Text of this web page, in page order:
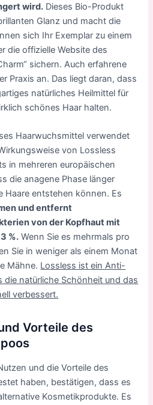
wird. Dieses Bio-Produkt
Glanz und macht die
sich Ihr Exemplar zu einem
die offizielle Website des
sichern. Auch erfahrene
Praxis an. Das liegt daran, dass
natürliches Heilmittel für
schönes Haar halten.
Haarwuchsmittel verwendet
von Lossless
in mehreren europäischen
die anagene Phase länger
Haare entstehen können. Es
und entfernt
von der Kopfhaut mit
%. Wenn Sie es mehrmals pro
Sie in weniger als einem Monat
Mähne. Lossless ist ein Anti-
natürliche Schönheit und das
verbessert.
Vorteile des
und die Vorteile des
haben, bestätigen, dass es
Kosmetikprodukte. Es